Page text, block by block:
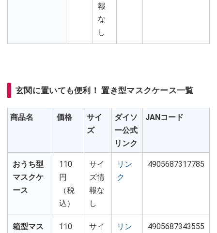
報
な
し
玄関に置いても便利！ 置き型マスクケース一覧
商品名 価格
サイ
ズ
ダイソ
ー公式
リンク
JANコード
おうち型
マスクケ
ース
110
円
（税
込）
サイ
ズ情
報な
し
リン
ク
4905687317785
箱型マス
110
サイ
リン
4905687343555